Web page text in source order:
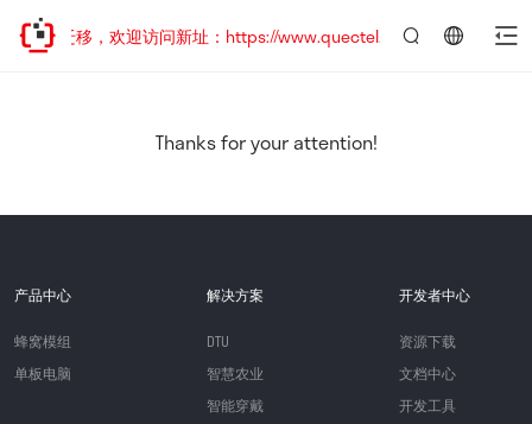
地址已迁移，欢迎访问新址：https://www.quectel.com.cn
Thanks for your attention!
产品中心
蜂窝模组
单板电脑
解决方案
DTU
智慧农业
智能穿戴
开发者中心
资源下载
文档中心
开发工具